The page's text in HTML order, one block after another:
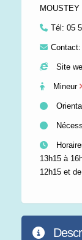
MOUSTEY
Tél: 05
Contact:
Site
Mineur
13h15 à
12h15 et